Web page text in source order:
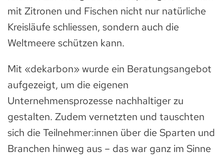
mit Zitronen und Fischen nicht nur natürliche
Kreisläufe schliessen, sondern auch die
Weltmeere schützen kann.
Mit «dekarbon» wurde ein Beratungsangebot
aufgezeigt, um die eigenen
Unternehmensprozesse nachhaltiger zu
gestalten. Zudem vernetzten und tauschten
sich die Teilnehmer:innen über die Sparten und
Branchen hinweg aus – das war ganz im Sinne